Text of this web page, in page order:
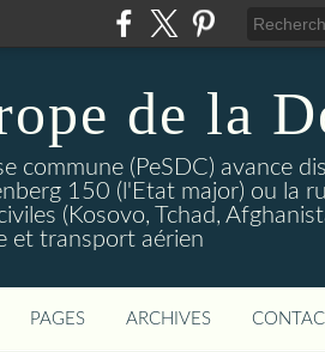
de la
commune (PeSDC) avance
150 (l'Etat major) ou la
(Kosovo, Tchad,
et transport aérien
PAGES ARCHIVES